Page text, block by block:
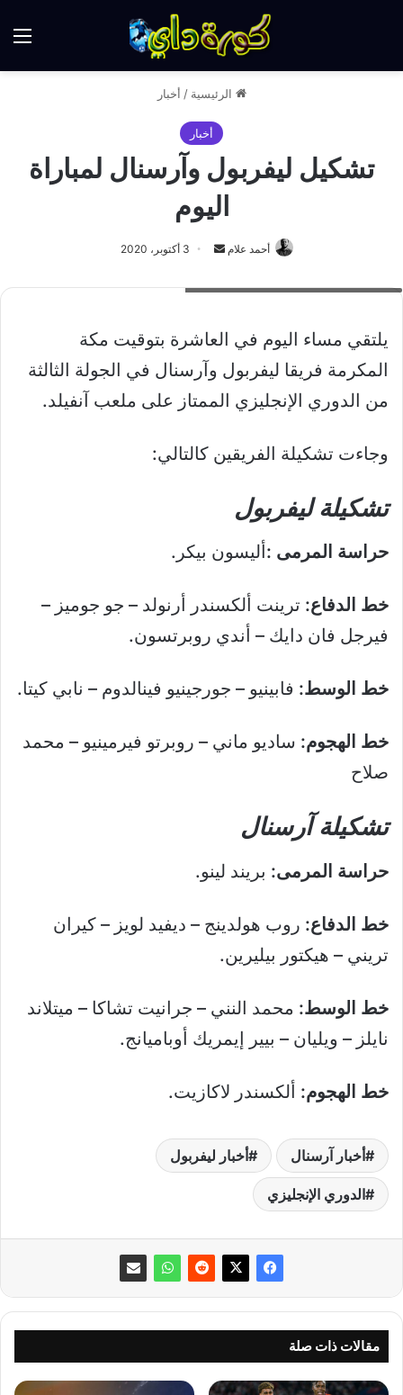
الرئيسية / أخبار
أخبار
تشكيل ليفربول وآرسنال لمباراة
اليوم
أحمد علام
أرسل
إلكترونيا
3 أكتوبر، 2020
يلتقي مساء اليوم في العاشرة بتوقيت مكة
المكرمة فريقا ليفربول وآرسنال في الجولة الثالثة
من الدوري الإنجليزي الممتاز على ملعب آنفيلد.
وجاءت تشكيلة الفريقين كالتالي:
تشكيلة ليفربول
حراسة المرمى :أليسون بيكر.
خط الدفاع: ترينت ألكسندر أرنولد – جو جوميز –
فيرجل فان دايك – أندي روبرتسون.
خط الوسط: فابينيو – جورجينيو فينالدوم – نابي كيتا.
خط الهجوم: ساديو ماني – روبرتو فيرمينيو – محمد
صلاح
تشكيلة آرسنال
حراسة المرمى: بريند لينو.
خط الدفاع: روب هولدينج – ديفيد لويز – كيران
تريني – هيكتور بيليرين.
خط الوسط: محمد النني – جرانيت تشاكا – ميتلاند
نايلز – ويليان – بيير إيمريك أوباميانج.
خط الهجوم: ألكسندر لاكازيت.
أخبار آرسنال أخبار ليفربول
الدوري الإنجليزي
مقالات ذات صلة